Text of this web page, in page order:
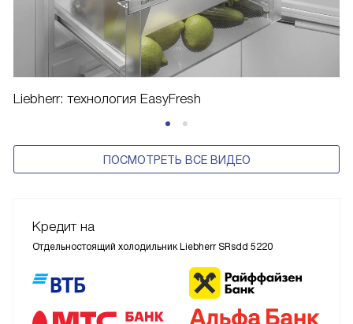
Liebherr: технология EasyFresh
ПОСМОТРЕТЬ ВСЕ ВИДЕО
Кредит на
Отдельностоящий холодильник Liebherr SRsdd 5220